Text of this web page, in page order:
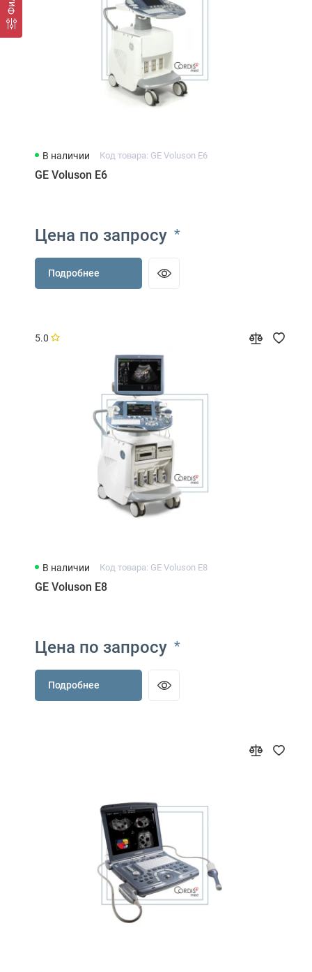
В наличии Код товара: GE Voluson E6
GE Voluson E6
Цена по запросу *
Подробнее
5.0
В наличии Код товара: GE Voluson E8
GE Voluson E8
Цена по запросу *
Подробнее